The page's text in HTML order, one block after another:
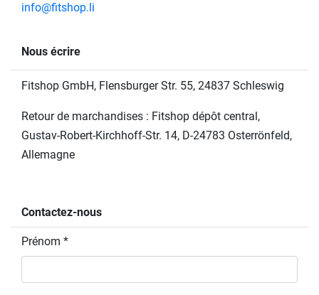
info@fitshop.li
Nous écrire
Fitshop GmbH, Flensburger Str. 55, 24837 Schleswig
Retour de marchandises : Fitshop dépôt central,
Gustav-Robert-Kirchhoff-Str. 14, D-24783 Osterrönfeld,
Allemagne
Contactez-nous
Prénom *